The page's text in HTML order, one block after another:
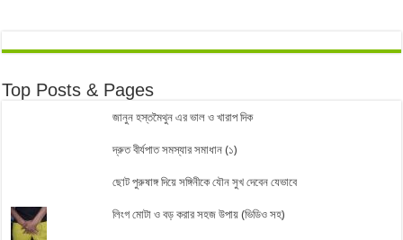
Top Posts & Pages
জানুন হস্তমৈথুন এর ভাল ও খারাপ দিক
দ্রুত বীর্যপাত সমস্যার সমাধান (১)
ছোট পুরুষাঙ্গ দিয়ে সঙ্গিনীকে যৌন সুখ দেবেন যেভাবে
লিংগ মোটা ও বড় করার সহজ উপায় (ভিডিও সহ)